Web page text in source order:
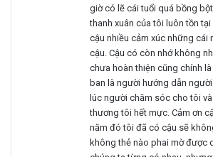
giờ có lẽ cái tuổi quá bồng
thanh xuân của tôi luôn tồn
cậu nhiều cảm xúc những cái
cậu. Cậu có còn nhớ không
chưa hoàn thiện cũng chính
ban là người hướng dẫn
lúc người chăm sóc cho tôi
thương tôi hết mực. Cảm ơn
năm đó tôi đã có cậu sẽ
không thẻ nào phai mờ được